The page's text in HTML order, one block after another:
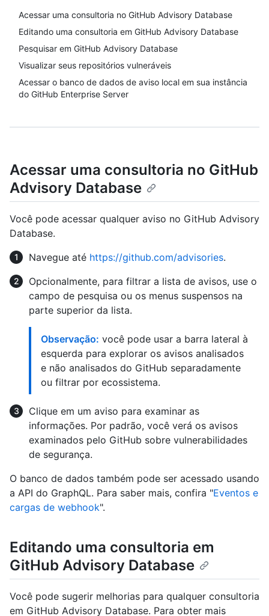
Acessar uma consultoria no GitHub Advisory Database
Editando uma consultoria em GitHub Advisory Database
Pesquisar em GitHub Advisory Database
Visualizar seus repositórios vulneráveis
Acessar o banco de dados de aviso local em sua instância
do GitHub Enterprise Server
Acessar uma consultoria no GitHub
Advisory Database
Você pode acessar qualquer aviso no GitHub Advisory
Database.
Navegue até https://github.com/advisories.
Opcionalmente, para filtrar a lista de avisos, use o
campo de pesquisa ou os menus suspensos na
parte superior da lista.
Observação: você pode usar a barra lateral à
esquerda para explorar os avisos analisados
e não analisados do GitHub separadamente
ou filtrar por ecossistema.
Clique em um aviso para examinar as
informações. Por padrão, você verá os avisos
examinados pelo GitHub sobre vulnerabilidades
de segurança.
O banco de dados também pode ser acessado usando
a API do GraphQL. Para saber mais, confira "Eventos e
cargas de webhook".
Editando uma consultoria em
GitHub Advisory Database
Você pode sugerir melhorias para qualquer consultoria
em GitHub Advisory Database. Para obter mais